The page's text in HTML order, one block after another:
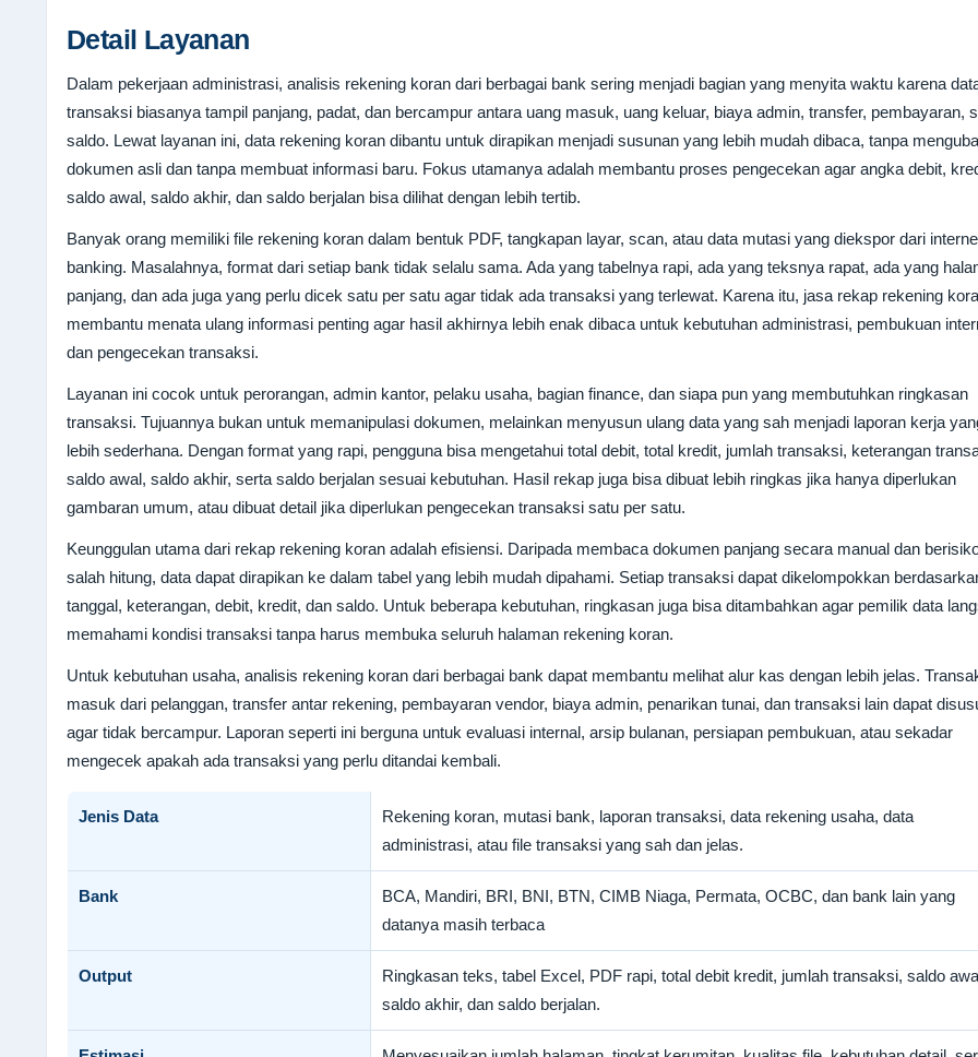
Detail Layanan
Dalam pekerjaan administrasi, analisis rekening koran dari berbagai bank sering menjadi bagian yang menyita waktu karena
transaksi biasanya tampil panjang, padat, dan bercampur antara uang masuk, uang keluar, biaya admin, transfer, pembayaran,
saldo. Lewat layanan ini, data rekening koran dibantu untuk dirapikan menjadi susunan yang lebih mudah dibaca, tanpa
dokumen asli dan tanpa membuat informasi baru. Fokus utamanya adalah membantu proses pengecekan agar angka debit,
saldo awal, saldo akhir, dan saldo berjalan bisa dilihat dengan lebih tertib.
Banyak orang memiliki file rekening koran dalam bentuk PDF, tangkapan layar, scan, atau data mutasi yang diekspor dari
banking. Masalahnya, format dari setiap bank tidak selalu sama. Ada yang tabelnya rapi, ada yang teksnya rapat, ada yang
panjang, dan ada juga yang perlu dicek satu per satu agar tidak ada transaksi yang terlewat. Karena itu, jasa rekap rekening
membantu menata ulang informasi penting agar hasil akhirnya lebih enak dibaca untuk kebutuhan administrasi, pembukuan
dan pengecekan transaksi.
Layanan ini cocok untuk perorangan, admin kantor, pelaku usaha, bagian finance, dan siapa pun yang membutuhkan ringkasan
transaksi. Tujuannya bukan untuk memanipulasi dokumen, melainkan menyusun ulang data yang sah menjadi laporan kerja
lebih sederhana. Dengan format yang rapi, pengguna bisa mengetahui total debit, total kredit, jumlah transaksi, keterangan
saldo awal, saldo akhir, serta saldo berjalan sesuai kebutuhan. Hasil rekap juga bisa dibuat lebih ringkas jika hanya diperlukan
gambaran umum, atau dibuat detail jika diperlukan pengecekan transaksi satu per satu.
Keunggulan utama dari rekap rekening koran adalah efisiensi. Daripada membaca dokumen panjang secara manual dan
salah hitung, data dapat dirapikan ke dalam tabel yang lebih mudah dipahami. Setiap transaksi dapat dikelompokkan
tanggal, keterangan, debit, kredit, dan saldo. Untuk beberapa kebutuhan, ringkasan juga bisa ditambahkan agar pemilik data
memahami kondisi transaksi tanpa harus membuka seluruh halaman rekening koran.
Untuk kebutuhan usaha, analisis rekening koran dari berbagai bank dapat membantu melihat alur kas dengan lebih jelas.
masuk dari pelanggan, transfer antar rekening, pembayaran vendor, biaya admin, penarikan tunai, dan transaksi lain dapat
agar tidak bercampur. Laporan seperti ini berguna untuk evaluasi internal, arsip bulanan, persiapan pembukuan, atau sekadar
mengecek apakah ada transaksi yang perlu ditandai kembali.
Jenis Data
Rekening koran, mutasi bank, laporan transaksi, data rekening usaha, data
administrasi, atau file transaksi yang sah dan jelas.
Bank
BCA, Mandiri, BRI, BNI, BTN, CIMB Niaga, Permata, OCBC, dan bank lain yang
datanya masih terbaca
Output
Ringkasan teks, tabel Excel, PDF rapi, total debit kredit, jumlah transaksi, saldo
saldo akhir, dan saldo berjalan.